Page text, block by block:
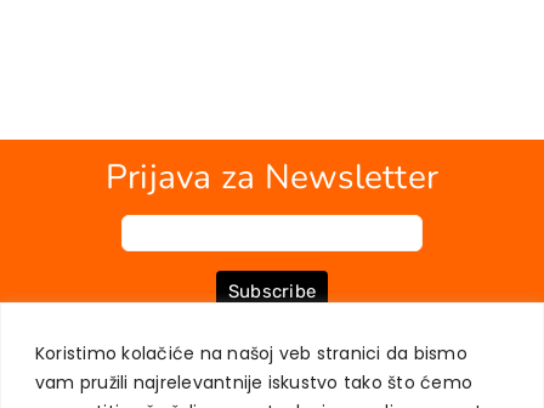
Koristimo kolačiće na našoj veb stranici da bismo
vam pružili najrelevantnije iskustvo tako što ćemo
Prijava za Newsletter
Subscribe
O NAMA KNJIGE MOJ NALOG KONTAKT USLOVI KUPOVINE